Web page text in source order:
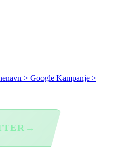
> Google Kampanje >
→